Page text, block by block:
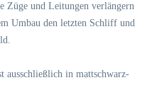
Züge und Leitungen verlängern
Umbau den letzten Schliff und
in mattschwarz-